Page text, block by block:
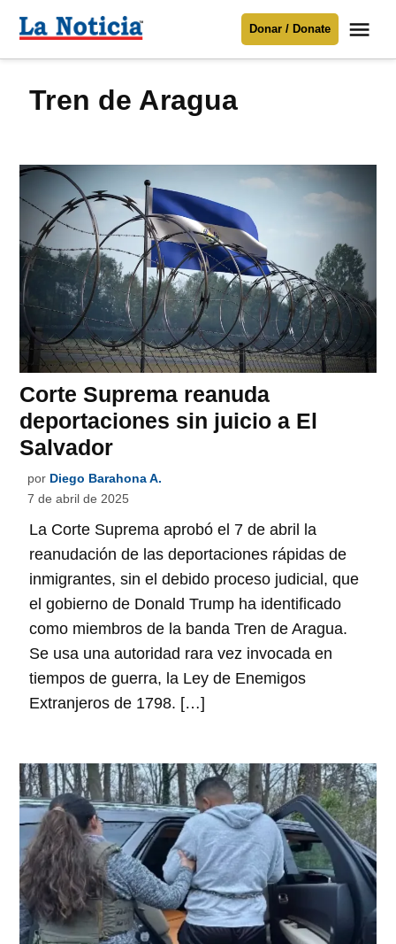
Para mantenerte informado necesitamos
contenido
Noticia
Donar / Donate
Tren de Aragua
Corte Suprema reanuda
deportaciones sin juicio a El
Salvador
por Diego Barahona A.
7 de abril de 2025
La Corte Suprema aprobó el 7 de abril la
reanudación de las deportaciones rápidas de
inmigrantes, sin el debido proceso judicial, que
el gobierno de Donald Trump ha identificado
como miembros de la banda Tren de Aragua.
Se usa una autoridad rara vez invocada en
tiempos de guerra, la Ley de Enemigos
Extranjeros de 1798. […]